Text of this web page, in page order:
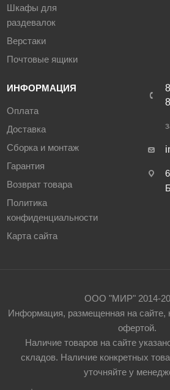
Шкафы для
раздевалок
Верстаки
Почтовые ящики
ИНФОРМАЦИЯ
Оплата
Доставка
Сборка и монтаж
Гарантия
Возврат товара
Политика
конфиденциальности
Карта сайта
ООО "МИР" 2014-
Информация, размещенная на сайте,
офертой.
Наличие товаров на сайте
складов. Наличие конкретных
уточняйте у